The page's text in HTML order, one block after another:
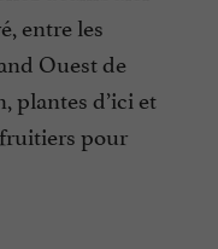
entre les
Ouest de
plantes d’ici et
pour